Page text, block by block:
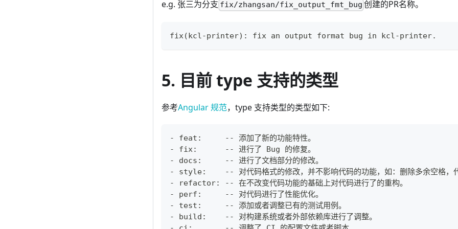
e.g. 张三为分支 fix/zhangsan/fix_output_fmt_bug 创建的PR名称。
fix(kcl-printer): fix an output format bug in kcl-printer.
5. 目前 type 支持的类型
参考Angular 规范，type 支持类型的类型如下:
- feat:     -- 添加了新的功能特性。
- fix:      -- 进行了 Bug 的修复。
- docs:     -- 进行了文档部分的修改。
- style:    -- 对代码格式的修改，并不影响代码的功能，如：删除多余空格，代
- refactor: -- 在不改变代码功能的基础上对代码进行了的重构。
- perf:     -- 对代码进行了性能优化。
- test:     -- 添加或者调整已有的测试用例。
- build:    -- 对构建系统或者外部依赖库进行了调整。